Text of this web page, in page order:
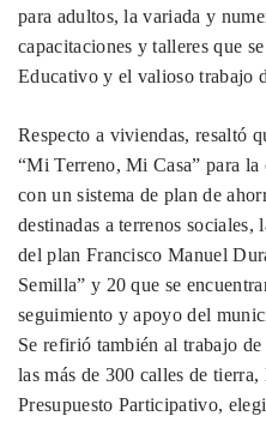
para adultos, la variada y
capacitaciones y talleres que
Educativo y el valioso trabajo
Respecto a viviendas, resaltó
“Mi Terreno, Mi Casa” para
con un sistema de plan de
destinadas a terrenos sociales,
del plan Francisco Manuel
Semilla” y 20 que se
seguimiento y apoyo del
Se refirió también al trabajo
las más de 300 calles de
Presupuesto Participativo,